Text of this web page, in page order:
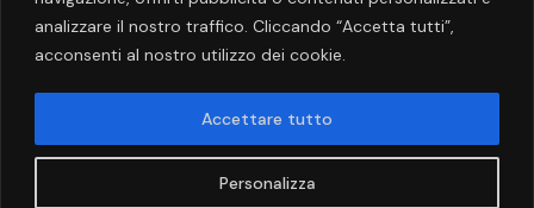
analizzare il nostro traffico. Cliccando “Accetta tutti”,
acconsenti al nostro utilizzo dei cookie.
Personalizza
Accettare tutto
Whistleblowing
AREA RISERVATA
©2023 Helios Soc. Coop. Sociale • P.I. 00379050552 • C.F.